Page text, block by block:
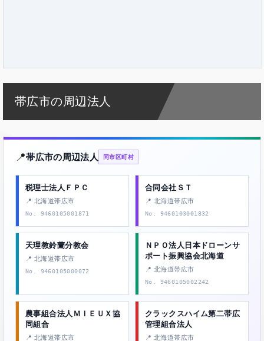
帯広市の周辺法人
📍帯広市の周辺法人 同市区町村
税理士法人ＦＰＣ
📍 北海道帯広市
No. 9460105001871
合同会社ＳＴ
📍 北海道帯広市
No. 9460103001832
天理教鈴蘭分教会
📍 北海道帯広市
No. 9460105000072
ＮＰＯ法人日本ドローンサ
ポート振興協会北海道
📍 北海道帯広市
No. 9460105002242
農事組合法人ＭＩＥＵＸ協
同組合
📍 北海道帯広市
クラックスハイム第二帯広
管理組合法人
📍 北海道帯広市